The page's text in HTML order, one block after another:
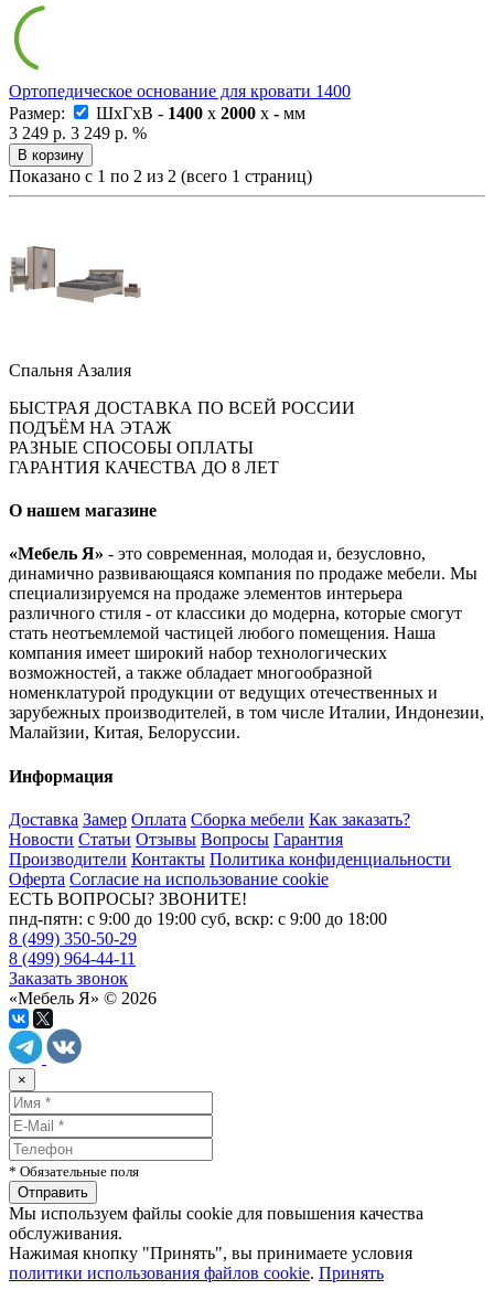
Ортопедическое основание для кровати 1400
Размер:
ШxГxВ - 1400 x 2000 x - мм
3 249 р. 3 249 р. %
В корзину
Показано с 1 по 2 из 2 (всего 1 страниц)
Спальня Азалия
БЫСТРАЯ ДОСТАВКА ПО ВСЕЙ РОССИИ
ПОДЪЁМ НА ЭТАЖ
РАЗНЫЕ СПОСОБЫ ОПЛАТЫ
ГАРАНТИЯ КАЧЕСТВА ДО 8 ЛЕТ
О нашем магазине
«Мебель Я» - это современная, молодая и, безусловно,
динамично развивающаяся компания по продаже мебели. Мы
специализируемся на продаже элементов интерьера
различного стиля - от классики до модерна, которые смогут
стать неотъемлемой частицей любого помещения. Наша
компания имеет широкий набор технологических
возможностей, а также обладает многообразной
номенклатурой продукции от ведущих отечественных и
зарубежных производителей, в том числе Италии, Индонезии,
Малайзии, Китая, Белоруссии.
Информация
Доставка Замер Оплата Сборка мебели Как заказать?
Новости Статьи Отзывы Вопросы Гарантия
Производители Контакты Политика конфиденциальности
Оферта Согласие на использование cookie
ЕСТЬ ВОПРОСЫ? ЗВОНИТЕ!
пнд-пятн: с 9:00 до 19:00 суб, вскр: с 9:00 до 18:00
8 (499) 350-50-29
8 (499) 964-44-11
Заказать звонок
«Мебель Я» © 2026
×
* Обязательные поля
Мы используем файлы cookie для повышения качества
обслуживания.
Нажимая кнопку "Принять", вы принимаете условия
политики использования файлов cookie. Принять